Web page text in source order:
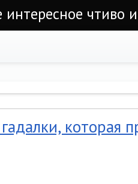
интересное чтиво
которая